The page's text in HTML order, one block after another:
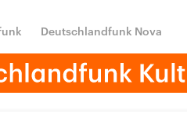
Deutschlandfunk Nova